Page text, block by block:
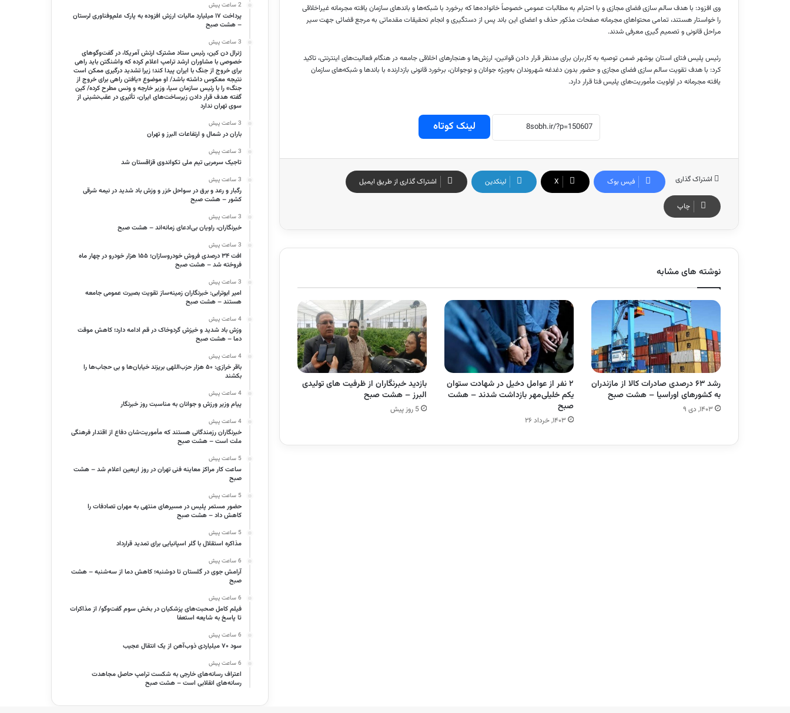
وی افزود: با هدف سالم سازی فضای مجازی و با احترام به مطالبات عمومی خصوصاً خانواده‌ها که برخورد با شبکه‌ها و باندهای سازمان یافته مجرمانه غیراخلاقی
را خواستار هستند، تمامی محتواهای مجرمانه صفحات مذکور حذف و اعضای این باند پس از دستگیری و انجام تحقیقات مقدماتی به مرجع قضائی جهت سیر
مراحل قانونی و تصمیمگیریمعرفی شدند.
رئیس پلیسفتای استان بوشهر ضمن توصیه به کاربران برای مدنظر قرار دادن قوانین، ارزش‌ها و هنجارهای اخلاقی جامعه در هنگام فعالیت‌های اینترنتی، تاکید
کرد: با هدف تقویت سالم سازی فضای مجازی و حضور بدون دغدغه شهروندان به‌ویژه جوانان و نوجوانان، برخورد قانونی بازدارنده با باندها و شبکه‌های سازمان
یافته مجرمانه در اولویت مأموریت‌های پلیس فتا قرار دارد.
لینک کوتاه
اشتراک گذاری فیس بوک X لینکدین اشتراک گذاری از طریق ایمیل
چاپ
نوشته های مشابه
رشد ۶۳ درصدی صادرات کالا از مازندران
به کشورهای اوراسیا – هشت صبح
۱۴۰۳, دی ۹
۲ نفر از عوامل دخیل در شهادت ستوان
یکم خلیلی‌مهر بازداشت شدند – هشت
صبح
۱۴۰۳, خرداد ۲۶
بازدید خبرنگاران از ظرفیت های تولیدی
البرز – هشت صبح
5 روز پیش
2 ساعت پیش
پرداخت ۱۷ میلیارد مالیات ارزش افزوده به پارک علم‌وفناوری لرستان
– هشت صبح
3 ساعت پیش
ژنرال دن کین، رئیس ستاد مشترک ارتش آمریکا، در گفت‌وگوهای
خصوصی با مشاوران ارشد ترامپ اعلام کرده که واشنگتن باید راهی
برای خروج از جنگ با ایران پیدا کند؛ زیرا تشدید درگیری ممکن است
نتیجه معکوس داشته باشد/ او موضوع «یافتن راهی برای خروج از
جنگ» را با رئیس سازمان سیا، وزیر خارجه و ونس مطرح کرده/ کین
گفته هدف قرار دادن زیرساخت‌های ایران، تأثیری در عقب‌نشینی از
سوی تهران ندارد
3 ساعت پیش
باران در شمال و ارتفاعات البرز و تهران
3 ساعت پیش
تاجیک سرمربی تیم ملی تکواندوی قزاقستان شد
3 ساعت پیش
رگبار و رعد و برق در سواحل خزر و وزش باد شدید در نیمه شرقی
کشور – هشت صبح
3 ساعت پیش
خبرنگاران، راویان بی‌ادعای زمانه‌اند – هشت صبح
3 ساعت پیش
افت ۳۴ درصدی فروش خودروسازان؛ ۱۵۵ هزار خودرو در چهار ماه
فروخته شد – هشت صبح
3 ساعت پیش
امیر ابوترابی: خبرنگاران زمینه‌ساز تقویت بصیرت عمومی جامعه
هستند – هشت صبح
4 ساعت پیش
وزش باد شدید و خیزش گردوخاک در قم ادامه دارد؛ کاهش موقت
دما – هشت صبح
4 ساعت پیش
باقر خرازی: ۵۰ هزار حزب‌اللهی بریزند خیابان‌ها و بی حجاب‌ها را
بکشند
4 ساعت پیش
پیام وزیر ورزش و جوانان به مناسبت روز خبرنگار
4 ساعت پیش
خبرنگاران رزمندگانی هستند که مأموریت‌شان دفاع از اقتدار فرهنگی
ملت است – هشت صبح
5 ساعت پیش
ساعت کار مراکز معاینه فنی تهران در روز اربعین اعلام شد – هشت
صبح
5 ساعت پیش
حضور مستمر پلیس در مسیرهای منتهی به مهران تصادفات را
کاهش داد – هشت صبح
5 ساعت پیش
مذاکره استقلال با گلر اسپانیایی برای تمدید قرارداد
6 ساعت پیش
آرامش جوی در گلستان تا دوشنبه؛ کاهش دما از سه‌شنبه – هشت
صبح
6 ساعت پیش
فیلم کامل صحبت‌های پزشکیان در بخش سوم گفت‌وگو/ از مذاکرات
تا پاسخ به شایعه استعفا
6 ساعت پیش
سود ۷۰ میلیاردی ذوب‌آهن از یک انتقال عجیب
6 ساعت پیش
اعتراف رسانه‌های خارجی به شکست ترامپ حاصل مجاهدت
رسانه‌های انقلابی است – هشت صبح